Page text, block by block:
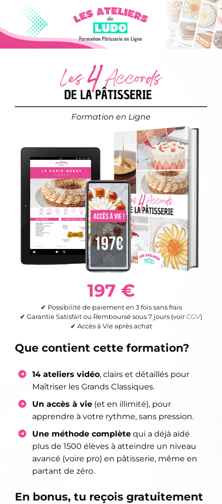
Formation en Ligne
197 €
✔︎ Possibilité de paiement en 3 fois sans frais
✔︎ Garantie Satisfait ou Remboursé sous 7 jours (voirCGV)
✔︎ Accès à Vie après achat
Que contient cette formation?
14 ateliers vidéo, clairs et détaillés pour
Maîtriser les Grands Classiques.
Un accès à vie (et en illimité), pour
apprendre à votre rythme, sans pression.
Une méthode complète qui a déjà aidé
plus de 1500 élèves à atteindre un niveau
avancé (voire pro) en pâtisserie, même en
partant de zéro.
En bonus, tu reçois gratuitement